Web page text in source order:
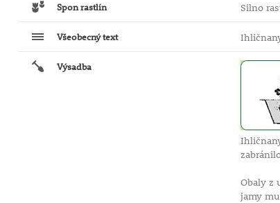
Spon rastlín Silno
Všeobecný text
Výsadba
Obaly z
jamy